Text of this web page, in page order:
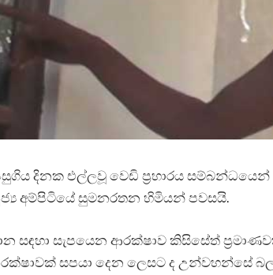
දිනක එල්ලවූ වෙඩි ප්‍රහාරය
අම්පිටියේ සුමනරතන හිමියන් පවසයි.
සඳහා සැපයෙන ආරක්ෂාව කිසිසේත්
සපයා දෙන ලෙසට ද උන්වහන්සේ